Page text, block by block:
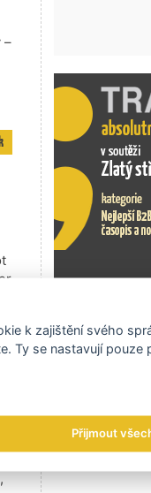
–
umělé
do
prosazují
nejen
příběh.
Exportní
k zajištění svého
Ty se nastavují pouze
Přijmout